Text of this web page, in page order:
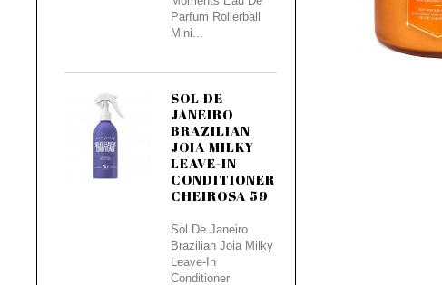
Parfum Rollerball
Mini...
SOL DE
JANEIRO
BRAZILIAN
JOIA MILKY
LEAVE-IN
CONDITIONER
CHEIROSA 59
Sol De Janeiro
Brazilian Joia Milky
Leave-In
Conditioner